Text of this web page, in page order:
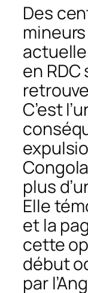
Des
en
C’est
plus
Elle
et la
cette
début
par